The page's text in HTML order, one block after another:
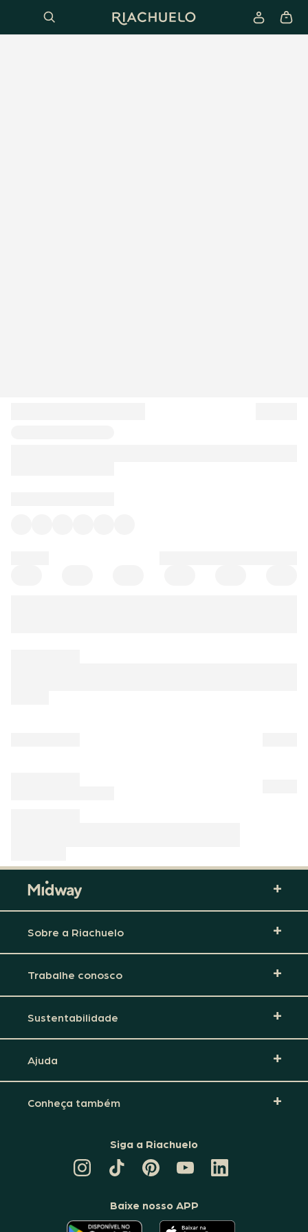
Sobre a Riachuelo
Trabalhe conosco
Sustentabilidade
Ajuda
Conheça também
Siga a Riachuelo
TIKTOK
DA
PINTEREST
DA
CANAL
DA
RIACHUELO
LINKEDIN
DA
Baixe nosso APP
O O